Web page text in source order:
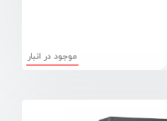
موجود در انبار